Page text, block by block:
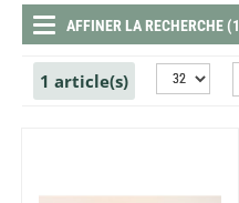
AFFINER LA RECHERCHE
1 article(s)